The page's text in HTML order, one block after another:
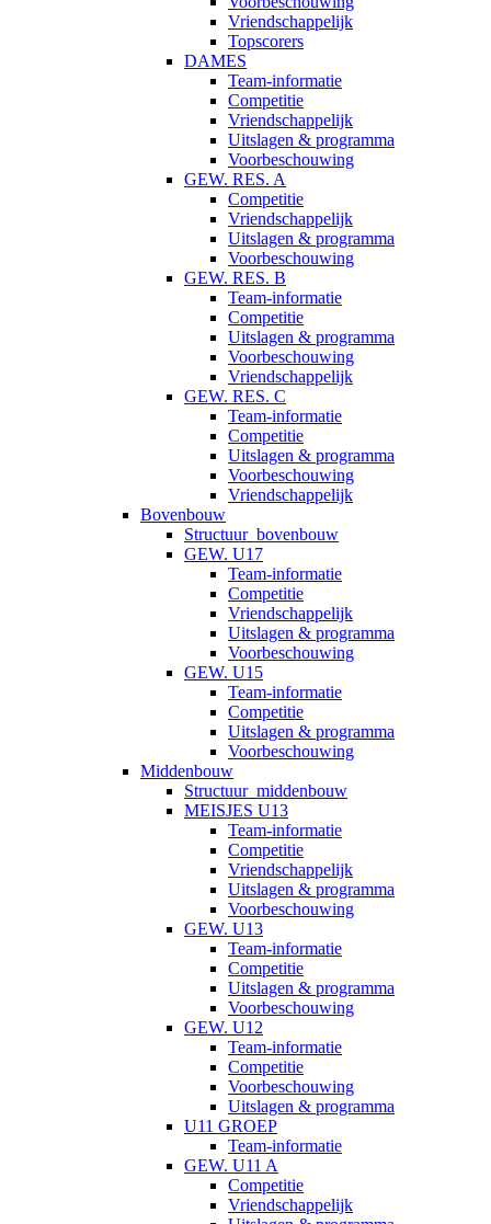
Vriendschappelijk
Topscorers
DAMES
Team-informatie
Competitie
Vriendschappelijk
Uitslagen & programma
Voorbeschouwing
GEW. RES. A
Competitie
Vriendschappelijk
Uitslagen & programma
Voorbeschouwing
GEW. RES. B
Team-informatie
Competitie
Uitslagen & programma
Voorbeschouwing
Vriendschappelijk
GEW. RES. C
Team-informatie
Competitie
Uitslagen & programma
Voorbeschouwing
Vriendschappelijk
Bovenbouw
Structuur_bovenbouw
GEW. U17
Team-informatie
Competitie
Vriendschappelijk
Uitslagen & programma
Voorbeschouwing
GEW. U15
Team-informatie
Competitie
Uitslagen & programma
Voorbeschouwing
Middenbouw
Structuur_middenbouw
MEISJES U13
Team-informatie
Competitie
Vriendschappelijk
Uitslagen & programma
Voorbeschouwing
GEW. U13
Team-informatie
Competitie
Uitslagen & programma
Voorbeschouwing
GEW. U12
Team-informatie
Competitie
Voorbeschouwing
Uitslagen & programma
U11 GROEP
Team-informatie
GEW. U11 A
Competitie
Vriendschappelijk